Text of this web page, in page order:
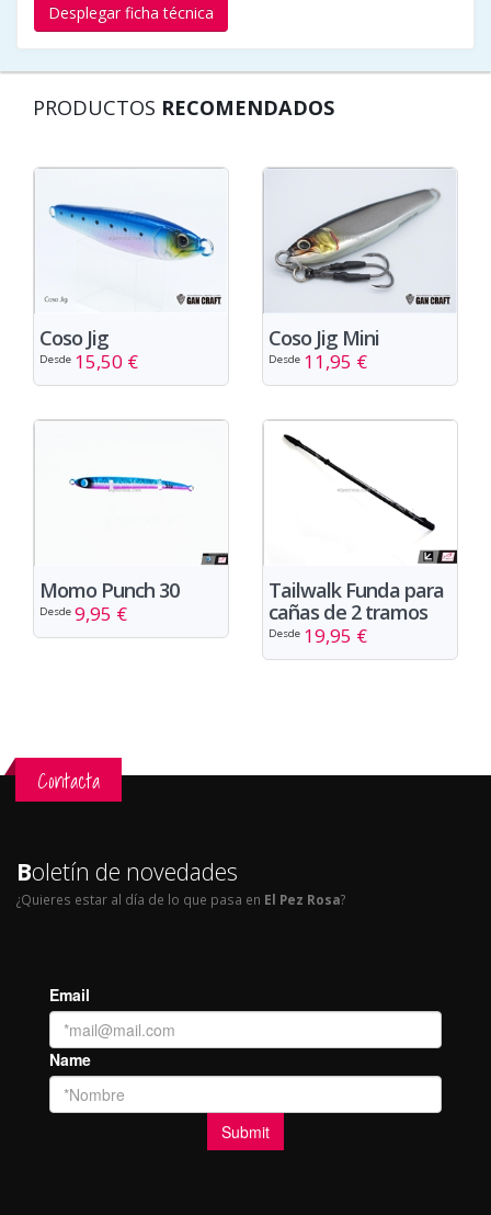
Desplegar ficha técnica
PRODUCTOS RECOMENDADOS
Coso Jig
Desde 15,50 €
Coso Jig Mini
Desde 11,95 €
Momo Punch 30
Desde 9,95 €
Tailwalk Funda para
cañas de 2 tramos
Desde 19,95 €
Contacta
Boletín de novedades
¿Quieres estar al día de lo que pasa en El Pez Rosa?